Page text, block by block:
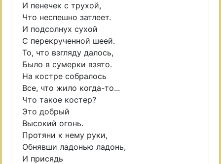
И пенечек с трухой,
Что неспешно затлеет.
И подсолнух сухой
С перекрученной шеей.
То, что взгляду далось,
Было в сумерки взято.
На костре собралось
Все, что жило когда-то...
Что такое костер?
Это добрый
Высокий огонь.
Протяни к нему руки,
Обнявши ладонью ладонь,
И присядь